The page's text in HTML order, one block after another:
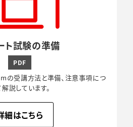
ト試験の準備
PDF
の受講方法と準備、注意事項につ
解説しています。
細はこちら